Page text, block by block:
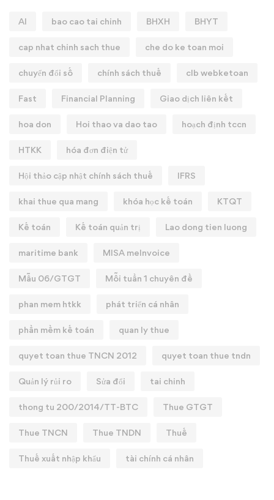
AI bao cao tai chinh BHXH BHYT
cap nhat chinh sach thue che do ke toan moi
chuyển đổi số chính sách thuế clb webketoan
Fast Financial Planning Giao dịch liên kết
hoa don Hoi thao va dao tao hoạch định tccn
HTKK hóa đơn điện tử
Hội thảo cập nhật chính sách thuế IFRS
khai thue qua mang khóa học kế toán KTQT
Kế toán Kế toán quản trị Lao dong tien luong
maritime bank MISA meInvoice
Mẫu 06/GTGT Mỗi tuần 1 chuyên đề
phan mem htkk phát triển cá nhân
phần mềm kế toán quan ly thue
quyet toan thue TNCN 2012 quyet toan thue tndn
Quản lý rủi ro Sửa đổi tai chinh
thong tu 200/2014/TT-BTC Thue GTGT
Thue TNCN Thue TNDN Thuế
Thuế xuất nhập khẩu tài chính cá nhân